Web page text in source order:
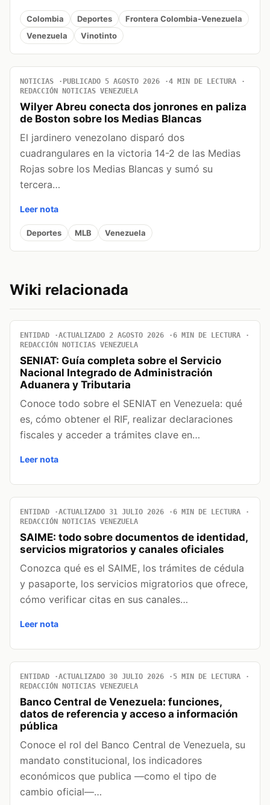
Colombia Deportes
Frontera Colombia-Venezuela
Venezuela
Vinotinto
NOTICIAS PUBLICADO 5 AGOSTO 2026
4 MIN DE LECTURA
REDACCIÓN NOTICIAS VENEZUELA
Wilyer Abreu conecta dos jonrones en paliza
de Boston sobre los Medias Blancas
El jardinero venezolano disparó dos
cuadrangulares en la victoria 14-2 de las Medias
Rojas sobre los Medias Blancas y sumó su
tercera…
Leer nota
Deportes MLB Venezuela
Wiki relacionada
ENTIDAD ACTUALIZADO 2 AGOSTO 2026
6 MIN DE LECTURA
REDACCIÓN NOTICIAS VENEZUELA
SENIAT: Guía completa sobre el Servicio
Nacional Integrado de Administración
Aduanera y Tributaria
Conoce todo sobre el SENIAT en Venezuela: qué
es, cómo obtener el RIF, realizar declaraciones
fiscales y acceder a trámites clave en…
Leer nota
ENTIDAD ACTUALIZADO 31 JULIO 2026
6 MIN DE LECTURA
REDACCIÓN NOTICIAS VENEZUELA
SAIME: todo sobre documentos de identidad,
servicios migratorios y canales oficiales
Conozca qué es el SAIME, los trámites de cédula
y pasaporte, los servicios migratorios que ofrece,
cómo verificar citas en sus canales…
Leer nota
ENTIDAD ACTUALIZADO 30 JULIO 2026
5 MIN DE LECTURA
REDACCIÓN NOTICIAS VENEZUELA
Banco Central de Venezuela: funciones,
datos de referencia y acceso a información
pública
Conoce el rol del Banco Central de Venezuela, su
mandato constitucional, los indicadores
económicos que publica —como el tipo de
cambio oficial—…